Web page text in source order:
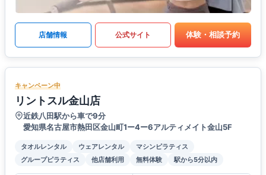
店舗情報 公式サイト 体験・相談予約
キャンペーン中
リントスル金山店
近鉄八田駅から車で9分
愛知県名古屋市熱田区金山町1ー4ー6アルティメイト金山5F
タオルレンタル ウェアレンタル
マシンピラティス
グループピラティス
他店舗利用 無料体験 駅から5分以内